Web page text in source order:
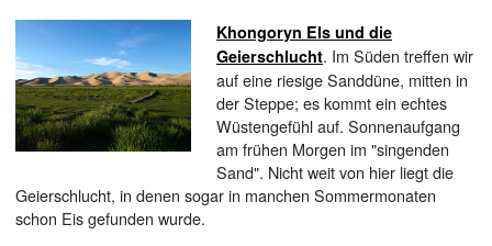
Khongoryn Els und die
Geierschlucht. Im Süden treffen wir
auf eine riesige Sanddüne, mitten in
der Steppe; es kommt ein echtes
Wüstengefühl auf. Sonnenaufgang
am frühen Morgen im "singenden
Sand". Nicht weit von hier liegt die
Geierschlucht, in denen sogar in manchen Sommermonaten
schon Eis gefunden wurde.